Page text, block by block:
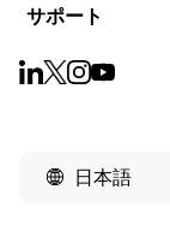
サポート
日本語